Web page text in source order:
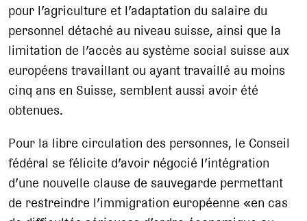
pour l’agriculture et l’adaptation du salaire du
personnel détaché au niveau suisse, ainsi que la
limitation de l’accès au système social suisse aux
européens travaillant ou ayant travaillé au moins
cinq ans en Suisse, semblent aussi avoir été
obtenues.
Pour la libre circulation des personnes, le Conseil
fédéral se félicite d’avoir négocié l’intégration
d’une nouvelle clause de sauvegarde permettant
de restreindre l’immigration européenne «en cas